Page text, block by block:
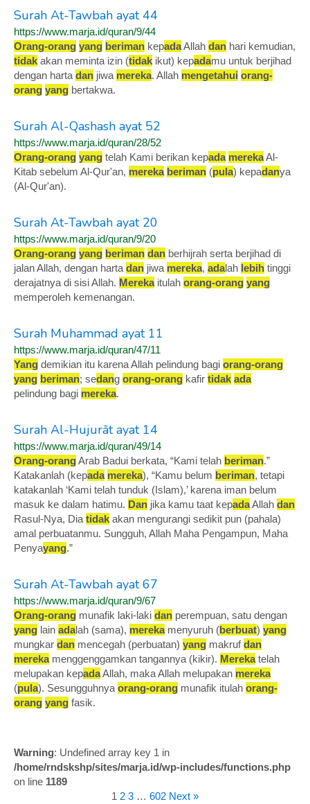
Surah At-Tawbah ayat 44
https://www.marja.id/quran/9/44
Orang-orang yang beriman kepadaAllah dan hari kemudian,
tidak akan meminta izin (tidak ikut) kepadamu untuk berjihad
dengan harta dan jiwa mereka. Allah mengetahui orang-
orang yang bertakwa.
Surah Al-Qashash ayat 52
https://www.marja.id/quran/28/52
Orang-orang yang telah Kami berikan kepada merekaAl-
Kitab sebelum Al-Qur'an, mereka beriman (pula) kepadanya
(Al-Qur'an).
Surah At-Tawbah ayat 20
https://www.marja.id/quran/9/20
Orang-orang yang beriman dan berhijrah serta berjihad di
jalan Allah, dengan harta dan jiwa mereka, adalah lebih tinggi
derajatnya di sisi Allah. Merekaitulah orang-orang yang
memperoleh kemenangan.
Surah Muhammad ayat 11
https://www.marja.id/quran/47/11
Yang demikian itu karena Allah pelindung bagi orang-orang
yang beriman; sedang orang-orang kafir tidak ada
pelindung bagi mereka.
Surah Al-Hujurāt ayat 14
https://www.marja.id/quran/49/14
Orang-orang Arab Badui berkata, “Kami telah beriman.”
Katakanlah (kepada mereka), “Kamu belum beriman, tetapi
katakanlah ‘Kami telah tunduk (Islam),’ karena iman belum
masuk ke dalam hatimu. Dan jika kamu taat kepadaAllah dan
Rasul-Nya, Dia tidak akan mengurangi sedikit pun (pahala)
amal perbuatanmu. Sungguh, Allah Maha Pengampun, Maha
Penyayang.”
Surah At-Tawbah ayat 67
https://www.marja.id/quran/9/67
Orang-orang munafik laki-laki dan perempuan, satu dengan
yang lain adalah (sama), merekamenyuruh (berbuat) yang
mungkar dan mencegah (perbuatan) yang makrufdan
merekamenggenggamkan tangannya (kikir). Merekatelah
melupakan kepadaAllah, maka Allah melupakan mereka
(pula). Sesungguhnya orang-orang munafik itulah orang-
orang yang fasik.
Warning: Undefined array key 1 in
/home/rndskshp/sites/marja.id/wp-includes/functions.php
on line 1189
1 2 3 … 602 Next »